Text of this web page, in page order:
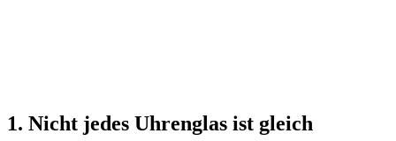
1. Nicht jedes Uhrenglas ist gleich